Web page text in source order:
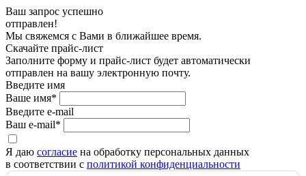
Ваш запрос успешно
отправлен!
Мы свяжемся с Вами в ближайшее время.
Скачайте прайс-лист
Заполните форму и прайс-лист будет автоматически
отправлен на вашу электронную почту.
Введите имя
Ваше имя*
Введите e-mail
Ваш e-mail*
Я даю согласие на обработку персональных данных
в соответствии с политикой конфиденциальности